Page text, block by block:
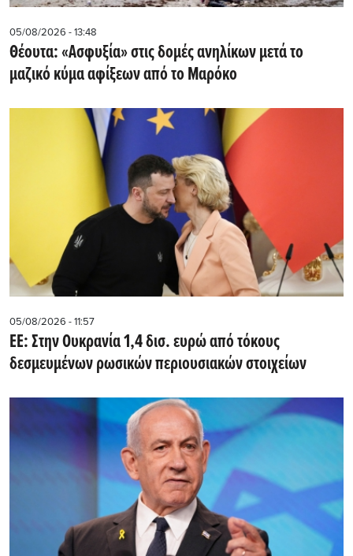
05/08/2026 - 13:48
Θέουτα: «Ασφυξία» στις δομές ανηλίκων μετά το
μαζικό κύμα αφίξεων από το Μαρόκο
05/08/2026 - 11:57
ΕΕ: Στην Ουκρανία 1,4 δισ. ευρώ από τόκους
δεσμευμένων ρωσικών περιουσιακών στοιχείων